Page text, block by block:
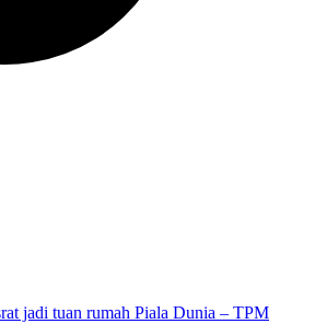
jadi tuan rumah Piala Dunia – TPM